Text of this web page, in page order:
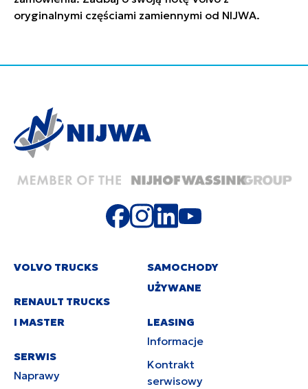
oryginalnymi częściami zamiennymi od NIJWA.
VOLVO TRUCKS
RENAULT TRUCKS
I MASTER
SERWIS
Naprawy
SAMOCHODY
UŻYWANE
LEASING
Informacje
Kontrakt
serwisowy